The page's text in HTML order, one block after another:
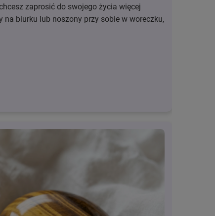
zaprosić do swojego życia więcej
biurku lub noszony przy sobie w woreczku,